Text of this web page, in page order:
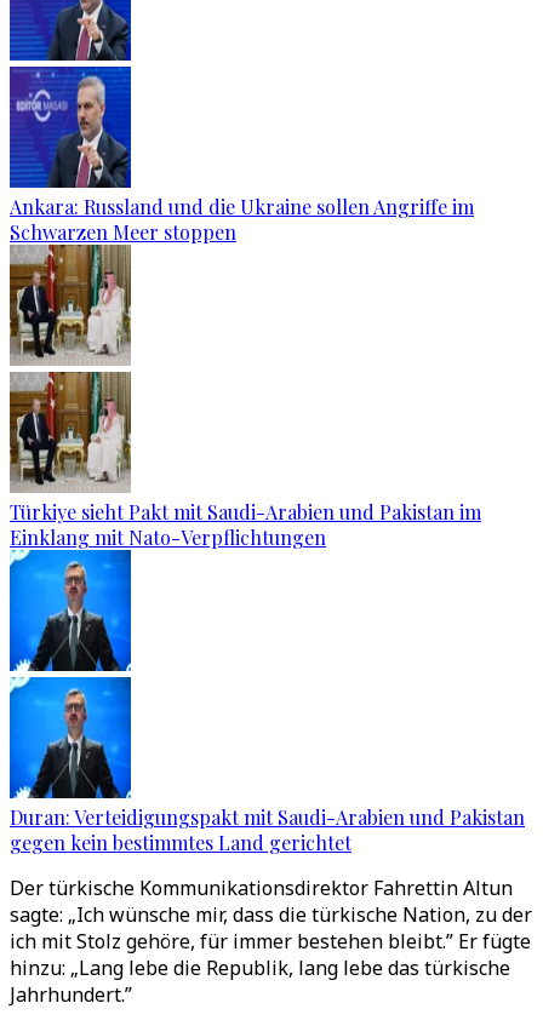
Ankara: Russland und die Ukraine sollen Angriffe im
Schwarzen Meer stoppen
Türkiye sieht Pakt mit Saudi-Arabien und Pakistan im
Einklang mit Nato-Verpflichtungen
Duran: Verteidigungspakt mit Saudi-Arabien und Pakistan
gegen kein bestimmtes Land gerichtet
Der türkische Kommunikationsdirektor Fahrettin Altun
sagte: „Ich wünsche mir, dass die türkische Nation, zu der
ich mit Stolz gehöre, für immer bestehen bleibt.” Er fügte
hinzu: „Lang lebe die Republik, lang lebe das türkische
Jahrhundert.”